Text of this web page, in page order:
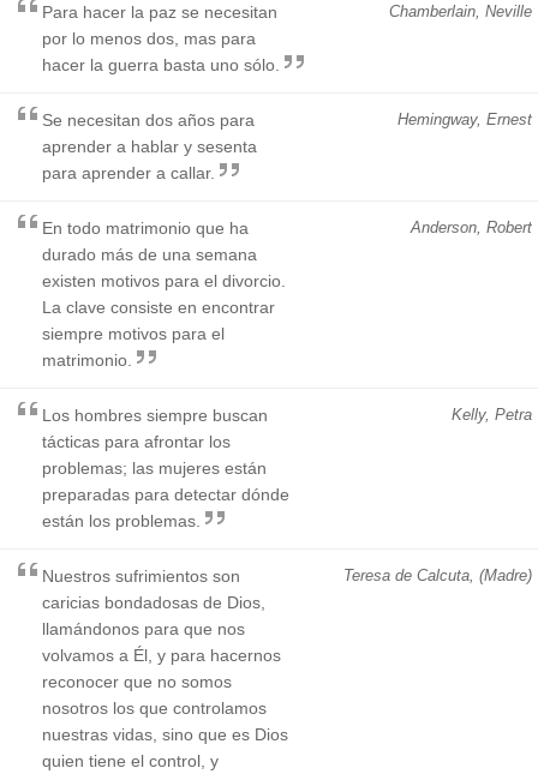
Chamberlain, Neville
Para hacer la paz se necesitan
por lo menos dos, mas para
hacer la guerra basta uno sólo.
Hemingway, Ernest
Se necesitan dos años para
aprender a hablar y sesenta
para aprender a callar.
Anderson, Robert
En todo matrimonio que ha
durado más de una semana
existen motivos para el divorcio.
La clave consiste en encontrar
siempre motivos para el
matrimonio.
Kelly, Petra
Los hombres siempre buscan
tácticas para afrontar los
problemas; las mujeres están
preparadas para detectar dónde
están los problemas.
Teresa de Calcuta, (Madre)
Nuestros sufrimientos son
caricias bondadosas de Dios,
llamándonos para que nos
volvamos a Él, y para hacernos
reconocer que no somos
nosotros los que controlamos
nuestras vidas, sino que es Dios
quien tiene el control, y